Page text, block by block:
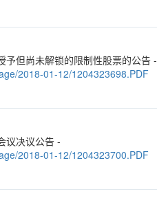
予但尚未解锁的限制性股票的公告 -
2018-01-12/1204323698.PDF
议决议公告 -
2018-01-12/1204323700.PDF